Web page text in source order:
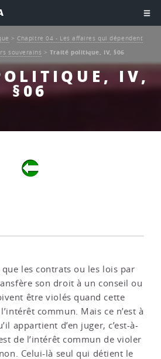
IV,
§06
> Chapitre 04 - Les affaires qui dépendent
souverains >Traité politique, IV, §06
que les contrats ou les lois par
son droit à un conseil ou
être violés quand cette
commun. Mais ce n’est à
appartient d’en juger, c’est-à-
de l’intérêt commun de violer
Celui-là seul qui détient le